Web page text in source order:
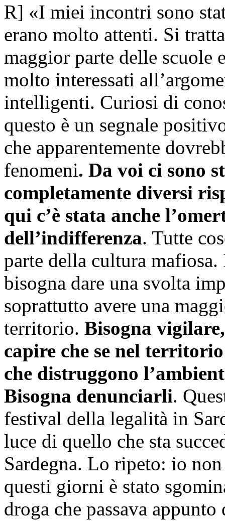
R] «I miei incontri sono
erano molto attenti. Si
maggior parte delle scuole
molto interessati
intelligenti. Curiosi di
questo è un segnale
che apparentemente
fenomeni. Da voi ci sono
completamente diversi
qui c’è stata anche
dell’indifferenza. Tutte
parte della cultura
bisogna dare una svolta
soprattutto avere una
territorio. Bisogna
capire che se nel
che distruggono
Bisogna denunciarli.
festival della legalità in
luce di quello che sta
Sardegna. Lo ripeto: io
questi giorni è stato
droga che passava appunto